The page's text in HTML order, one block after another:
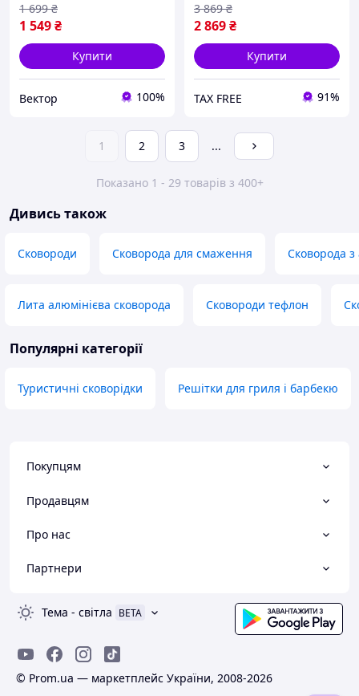
1 549₴
1 699 ₴
Купити
Вектор 100%
2 869₴
3 869 ₴
Купити
TAX FREE 91%
1 2 3 ...
Показано 1 - 29 товарів з 400+
Дивись також
Сковороди Сковорода для смаження Сковорода
Лита алюмінієва сковорода Сковороди тефлон
Популярні категорії
Туристичні сковорідки Решітки для гриля і барбекю
Покупцям
Продавцям
Про нас
Партнери
Тема - світла BETA
© Prom.ua — маркетплейс України, 2008-2026